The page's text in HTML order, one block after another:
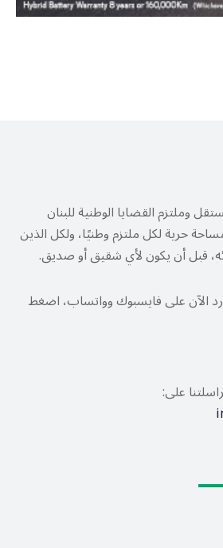
وملتزم القضايا الوطنية للبنان
حرية لكل ملتزم وطنيًا، ولكل الذين
قبل أن يكون لأي شقيق أو صديق.
الآن على فايسبوك وواتساب، اضغط
على: